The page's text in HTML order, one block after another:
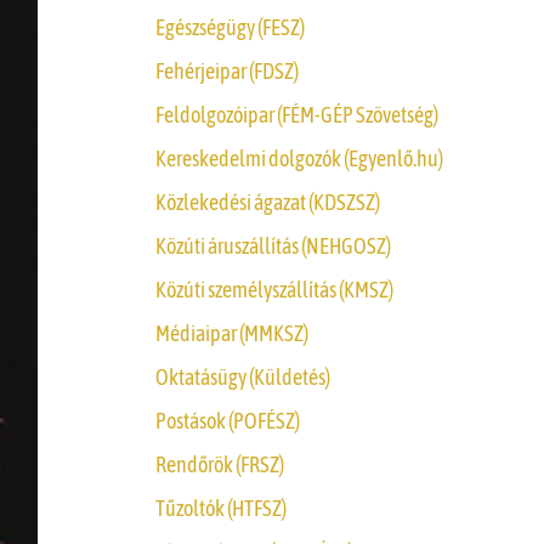
Egészségügy (FESZ)
Fehérjeipar (FDSZ)
Feldolgozóipar (FÉM-GÉP Szövetség)
Kereskedelmi dolgozók (Egyenlő.hu)
Közlekedési ágazat (KDSZSZ)
Közúti áruszállítás (NEHGOSZ)
Közúti személyszállítás (KMSZ)
Médiaipar (MMKSZ)
Oktatásügy (Küldetés)
Postások (POFÉSZ)
Rendőrök (FRSZ)
Tűzoltók (HTFSZ)